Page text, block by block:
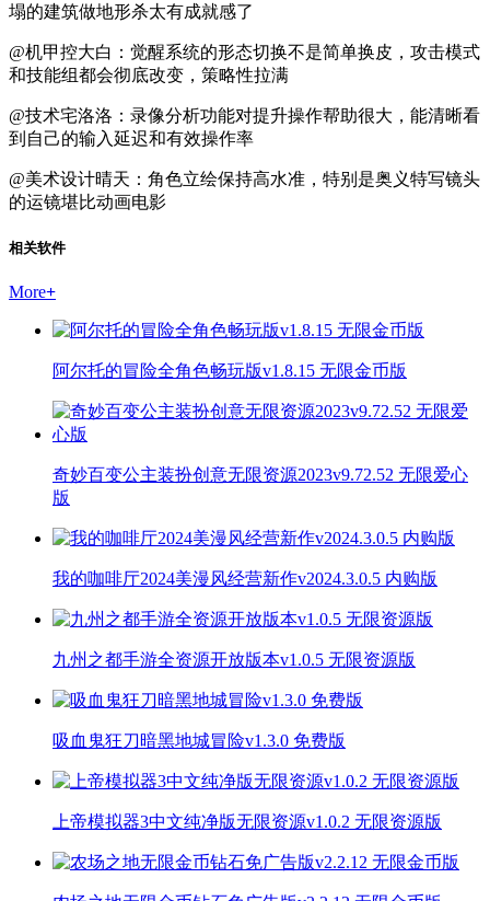
塌的建筑做地形杀太有成就感了
@机甲控大白：觉醒系统的形态切换不是简单换皮，攻击模式
和技能组都会彻底改变，策略性拉满
@技术宅洛洛：录像分析功能对提升操作帮助很大，能清晰看
到自己的输入延迟和有效操作率
@美术设计晴天：角色立绘保持高水准，特别是奥义特写镜头
的运镜堪比动画电影
相关软件
More+
阿尔托的冒险全角色畅玩版v1.8.15 无限金币版
奇妙百变公主装扮创意无限资源2023v9.72.52 无限爱心
版
我的咖啡厅2024美漫风经营新作v2024.3.0.5 内购版
九州之都手游全资源开放版本v1.0.5 无限资源版
吸血鬼狂刀暗黑地城冒险v1.3.0 免费版
上帝模拟器3中文纯净版无限资源v1.0.2 无限资源版